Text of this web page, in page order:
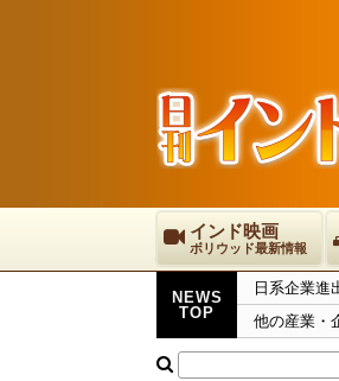
インド映画
ボリウッド最新情報
NEWS
TOP
日系企業進
他の産業・